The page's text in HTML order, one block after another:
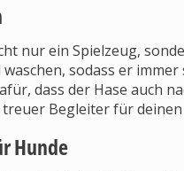
nur ein Spielzeug,
waschen, sodass er
dass der Hase auch
Begleiter für deinen
Hunde